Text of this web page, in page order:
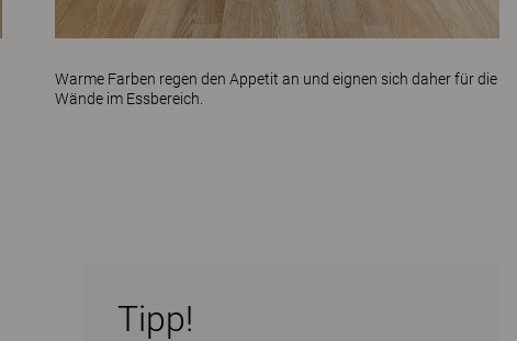
Warme Farben regen den Appetit an und eignen sich daher für die
Wände im Essbereich.
Tipp!